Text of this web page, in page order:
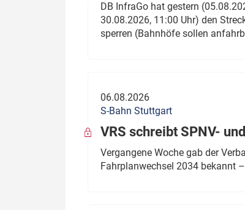
Dossier: ETCS
Dossier:
DB InfraGo hat gestern
30.08.2026, 11:00 Uhr) den
sperren (Bahnhöfe sollen
06.08.2026
S-Bahn Stuttgart
VRS schreibt SPNV-
Vergangene Woche gab der
Fahrplanwechsel 2034 bekannt